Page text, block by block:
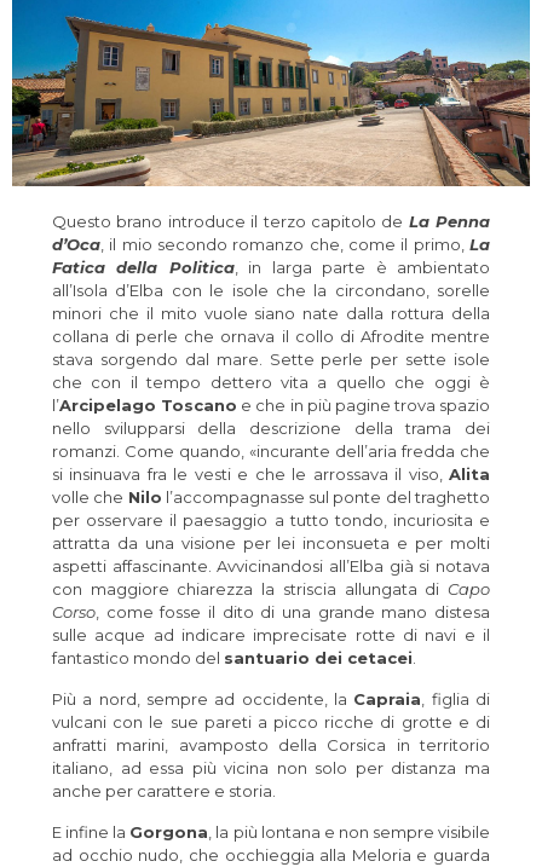
Questo brano introduce il terzo capitolo de La Penna
d’Oca , il mio secondo romanzo che, come il primo, La
Fatica della Politica, in larga parte è ambientato
all’Isola d’Elba con le isole che la circondano, sorelle
minori che il mito vuole siano nate dalla rottura della
collana di perle che ornava il collo di Afrodite mentre
stava sorgendo dal mare. Sette perle per sette isole
che con il tempo dettero vita a quello che oggi è
l’Arcipelago Toscano e che in più pagine trova spazio
nello svilupparsi della descrizione della trama dei
romanzi. Come quando, «incurante dell’aria fredda che
si insinuava fra le vesti e che le arrossava il viso, Alita
volle che Nilo l’accompagnasse sul ponte del traghetto
per osservare il paesaggio a tutto tondo, incuriosita e
attratta da una visione per lei inconsueta e per molti
aspetti affascinante. Avvicinandosi all’Elba già si notava
con maggiore chiarezza la striscia allungata di Capo
Corso , come fosse il dito di una grande mano distesa
sulle acque ad indicare imprecisate rotte di navi e il
fantastico mondo del santuario dei cetacei
Più a nord, sempre ad occidente, la Capraia , figlia di
vulcani con le sue pareti a picco ricche di grotte e di
anfratti marini, avamposto della Corsica in territorio
italiano, ad essa più vicina non solo per distanza ma
anche per carattere e storia.
E infine la Gorgona , la più lontana e non sempre visibile
ad occhio nudo, che occhieggia alla Meloria e guarda